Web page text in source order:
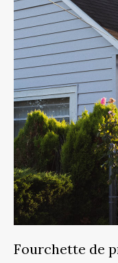
Fourchette de